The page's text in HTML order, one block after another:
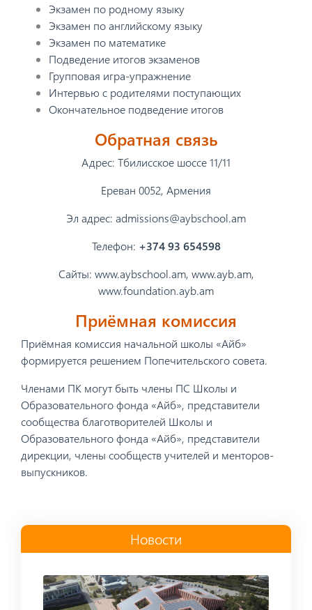
Экзамен по родному языку
Экзамен по английскому языку
Экзамен по математике
Подведение итогов экзаменов
Групповая игра-упражнение
Интервью с родителями поступающих
Окончательное подведение итогов
Обратная связь
Адрес։ Тбилисское шоссе 11/11
Ереван 0052, Армения
Эл адрес: admissions@aybschool.am
Телефон: +374 93 654598
Сайты: www.aybschool.am, www.ayb.am,
www.foundation.ayb.am
Приёмная комиссия
Приёмная комиссия начальной школы «Айб»
формируется решением Попечительского совета.
Членами ПК могут быть члены ПС Школы и
Образовательного фонда «Айб», представители
сообщества благотворителей Школы и
Образовательного фонда «Айб», представители
дирекции, члены сообществ учителей и менторов-
выпускников.
Новости
Read more